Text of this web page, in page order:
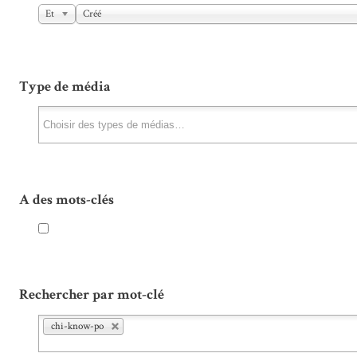
Et Créé
Type de média
A des mots-clés
Rechercher par mot-clé
chi-know-po